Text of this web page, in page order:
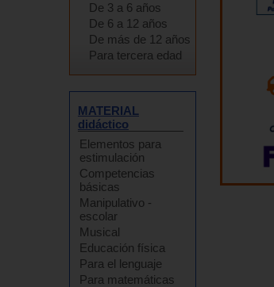
De 3 a 6 años
De 6 a 12 años
De más de 12 años
Para tercera edad
MATERIAL
didáctico
Elementos para
estimulación
Competencias
básicas
Manipulativo -
escolar
Musical
Educación física
Para el lenguaje
Para matemáticas